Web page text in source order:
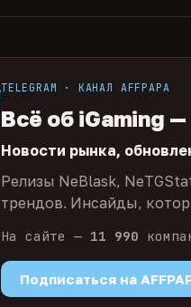
TELEGRAM · КАНАЛ AFFPAPA
Всё об iGaming
Новости рынка,
Релизы NeBlask,
трендов. Инсайды,
На сайте — 11 990
Подписаться на